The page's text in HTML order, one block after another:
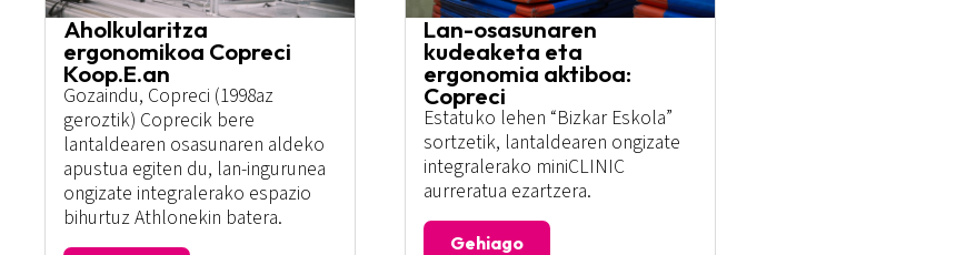
Aholkularitza
ergonomikoa Copreci
Koop.E.an
Gozaindu, Copreci (1998az
geroztik) Coprecik bere
lantaldearen osasunaren aldeko
apustua egiten du, lan-ingurunea
ongizate integralerako espazio
bihurtuz Athlonekin batera.
Lan-osasunaren
kudeaketa eta
ergonomia aktiboa:
Copreci
Estatuko lehen “Bizkar Eskola”
sortzetik, lantaldearen ongizate
integralerako miniCLINIC
aurreratua ezartzera.
Gehiago